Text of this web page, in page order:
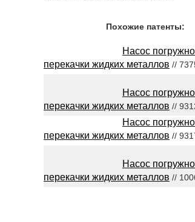
Похожие патенты:
Насос
перекачки жидких металлов //
Насос
перекачки жидких металлов //
Насос
перекачки жидких металлов //
Насос
перекачки жидких металлов //